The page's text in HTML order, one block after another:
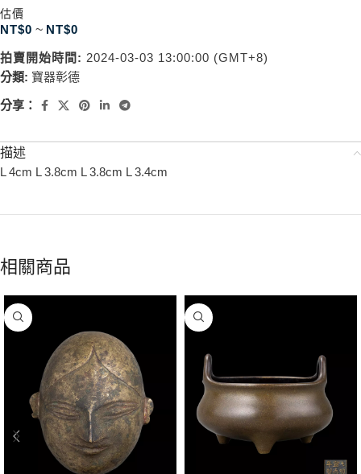
估價
NT$0 ~ NT$0
拍賣開始時間: 2024-03-03 13:00:00 (GMT+8)
分類: 寶器彰德
分享：
描述
L 4cm L 3.8cm L 3.8cm L 3.4cm
相關商品